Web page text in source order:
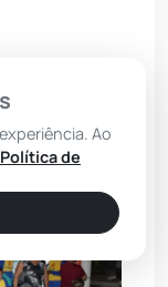
Ao
Política de